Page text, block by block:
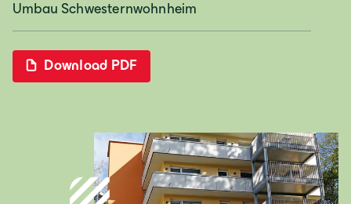
Umbau Schwesternwohnheim
Download PDF
Deutschland
Deutsch
Italia